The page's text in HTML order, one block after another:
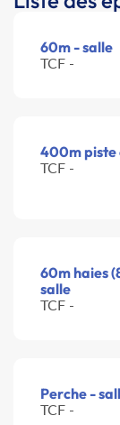
60m - salle
TCF -
400m piste
TCF -
60m haies
salle
TCF -
Perche -
TCF -